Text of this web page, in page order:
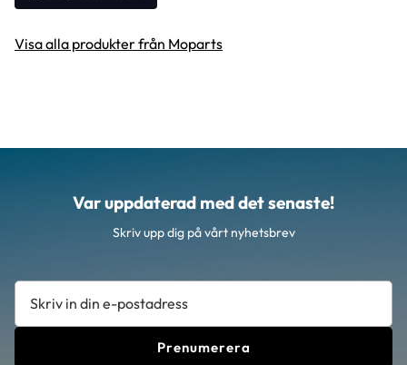
Visa alla produkter från Moparts
Var uppdaterad med det senaste!
Skriv upp dig på vårt nyhetsbrev
Prenumerera